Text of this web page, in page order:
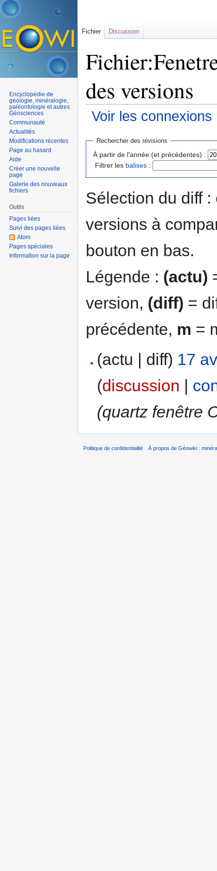
des versions
Voir les
Rechercher des révisions
À partir de l'année (et précédentes) :
Filtrer les balises :
Sélection du diff
versions à
bouton en bas.
Légende : (actu)
version, (diff) =
précédente, m =
(actu | diff) 17
(discussion |
(quartz fenêtre
Fichier Discussion
Encyclopédie de
géologie, minéralogie,
paléontologie et autres
Géosciences
Communauté
Actualités
Modifications récentes
Page au hasard
Aide
Créer une nouvelle
page
Galerie des nouveaux
fichiers
Outils
Pages liées
Suivi des pages liées
Atom
Pages spéciales
Information sur la page
Politique de confidentialité À propos de Géowiki :